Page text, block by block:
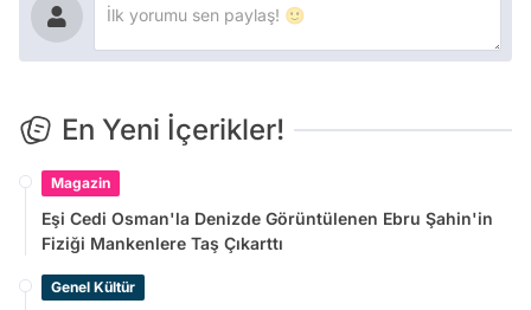
En Yeni İçerikler!
Magazin
Eşi Cedi Osman'la Denizde Görüntülenen Ebru Şahin'in
Fiziği Mankenlere Taş Çıkarttı
Genel Kültür